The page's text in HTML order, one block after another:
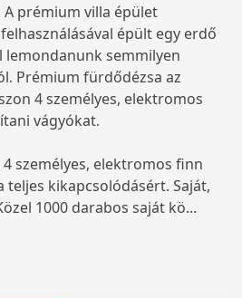
prémium villa épület
épült egy erdő
lemondanunk semmilyen
Prémium fürdődézsa az
4 személyes, elektromos
vágyókat.
személyes, elektromos finn
teljes kikapcsolódásért. Saját,
1000 darabos saját kö...